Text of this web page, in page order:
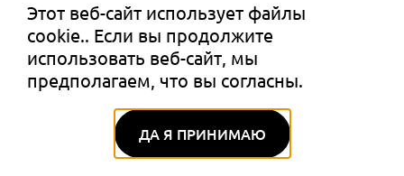
Летний отдых в Санкт-
Морице с маленькими
детьми
Этот веб-сайт использует файлы
cookie.. Если вы продолжите
использовать веб-сайт, мы
предполагаем, что вы согласны.
ДА Я ПРИНИМАЮ